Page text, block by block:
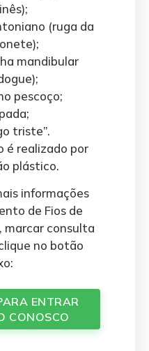
(ruga da
mandibular
pescoço;
triste”.
é realizado por
plástico.
informações
de Fios de
marcar consulta
no botão
ENTRAR
CONOSCO